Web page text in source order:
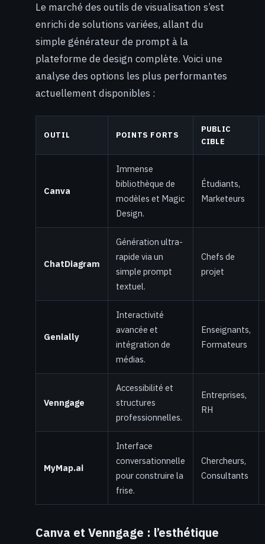
Le marché des outils de visualisation s’est
enrichi de solutions variées, allant du
simple générateur de prompt à la
plateforme de design complète. Voici une
analyse des options les plus performantes
actuellement disponibles :
OUTIL POINTS FORTS
PUBLIC
CIBLE
Canva
Immense
bibliothèque de
modèles et Magic
Design.
Étudiants,
Marketeurs
ChatDiagram
Génération ultra-
rapide via un
simple prompt
textuel.
Chefs de
projet
Genially
Interactivité
avancée et
intégration de
médias.
Enseignants,
Formateurs
Venngage
Accessibilité et
structures
professionnelles.
Entreprises,
RH
MyMap.ai
Interface
conversationnelle
pour construire la
frise.
Chercheurs,
Consultants
Canva et Venngage : l’esthétique